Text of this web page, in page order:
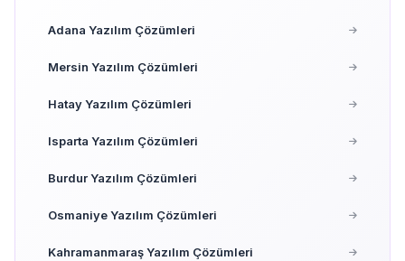
Adana Yazılım Çözümleri
Mersin Yazılım Çözümleri
Hatay Yazılım Çözümleri
Isparta Yazılım Çözümleri
Burdur Yazılım Çözümleri
Osmaniye Yazılım Çözümleri
Kahramanmaraş Yazılım Çözümleri